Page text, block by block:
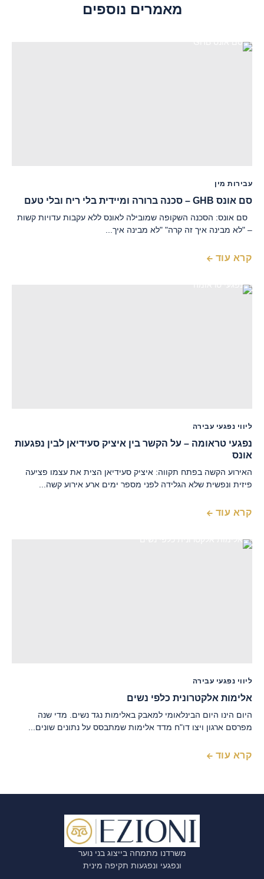
מאמרים נוספים
עבירות מין
סם אונס GHB – סכנה ברורה ומיידית בלי ריח ובלי טעם
סם אונס: הסכנה השקופה שמובילה לאונס ללא עקבות עדויות קשות
– "לא מבינה איך זה קרה" "לא מבינה איך...
קרא עוד
ליווי נפגעי עבירה
נפגעי טראומה – על הקשר בין איציק סעידיאן לבין נפגעות
אונס
האירוע הקשה בפתח תקווה: איציק סעידיאן הצית את עצמו פציעה
פיזית ונפשית שלא הגלידה לפני מספר ימים ארע אירוע קשה...
קרא עוד
ליווי נפגעי עבירה
אלימות אלקטרונית כלפי נשים
היום הינו היום הבינלאומי למאבק באלימות נגד נשים. מדי שנה
מפרסם ארגון ויצו דו"ח מדד אלימות שמתבסס על נתונים שונים...
קרא עוד
משרדנו מתמחה בייצוג בני נוער
ונפגעי ונפגעות תקיפה מינית